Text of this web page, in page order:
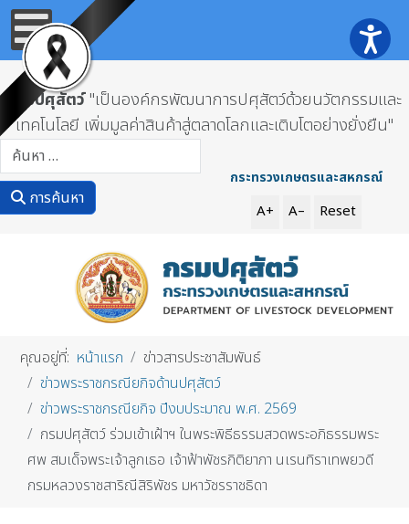
กรมปศุสัตว์"เป็นองค์กรพัฒนาการปศุสัตว์ด้วยนวัตกรรมและ
เทคโนโลยี เพิ่มมูลค่าสินค้าสู่ตลาดโลกและเติบโตอย่างยั่งยืน"
การค้นหา
กระทรวงเกษตรและสหกรณ์
A+ A– Reset
คุณอยู่ที่: หน้าแรก
ข่าวสารประชาสัมพันธ์
ข่าวพระราชกรณียกิจด้านปศุสัตว์
ข่าวพระราชกรณียกิจ ปีงบประมาณ พ.ศ. 2569
กรมปศุสัตว์ ร่วมเข้าเฝ้าฯ ในพระพิธีธรรมสวดพระอภิธรรมพระ
ศพ สมเด็จพระเจ้าลูกเธอ เจ้าฟ้าพัชรกิติยาภา นเรนทิราเทพยวดี
กรมหลวงราชสาริณีสิริพัชร มหาวัชรราชธิดา